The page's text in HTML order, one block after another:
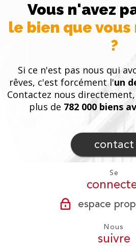
Vous n'avez
le bien que
?
Si ce n'est pas nous qui
rêves, c'est forcément l'un
Contactez nous directement,
plus de 782 000 biens
contact
Se
espace
Nous
suivre